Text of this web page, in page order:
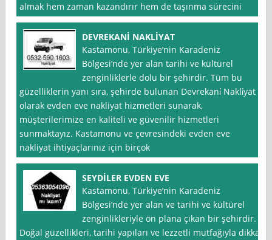
almak hem zaman kazandırır hem de taşınma sürecini
DEVREKANİ NAKLİYAT
Kastamonu, Türkiye’nin Karadeniz
Bölgesi’nde yer alan tarihi ve kültürel
zenginliklerle dolu bir şehirdir. Tüm bu
güzelliklerin yanı sıra, şehirde bulunan Devrekani̇ Nakli̇yat
olarak evden eve nakliyat hizmetleri sunarak,
müşterilerimize en kaliteli ve güvenilir hizmetleri
sunmaktayız. Kastamonu ve çevresindeki evden eve
nakliyat ihtiyaçlarınız için birçok
SEYDİLER EVDEN EVE
Kastamonu, Türkiye’nin Karadeniz
Bölgesi’nde yer alan ve tarihi ve kültürel
zenginlikleriyle ön plana çıkan bir şehirdir.
Doğal güzellikleri, tarihi yapıları ve lezzetli mutfağıyla dikkat